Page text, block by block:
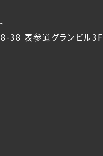
38 表参道グランビル3F